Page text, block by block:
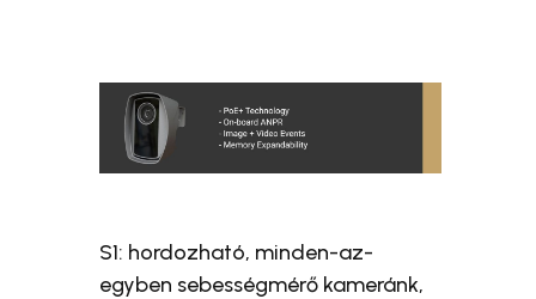
S1: hordozható, minden-az-
egyben sebességmérő kameránk,